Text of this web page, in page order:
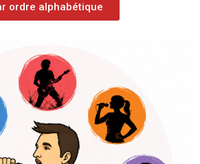
ordre alphabétique